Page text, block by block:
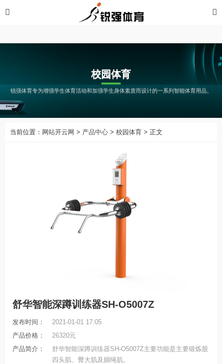
开云网
校园体育
锐强体育专为增强学生体育活动和加强学生身体素质而设计的一系列智能体育用品。
当前位置： 网站开云网 > 产品中心 > 校园体育 > 正文
舒华智能深蹲训练器SH-O5007Z
发布时间：
2021-01-01 17:05
产品价格：
26320元
产品简介：
舒华智能深蹲训练器SH-O5007Z主要功能是主要锻炼股
四头肌、臀大肌及腘绳肌。